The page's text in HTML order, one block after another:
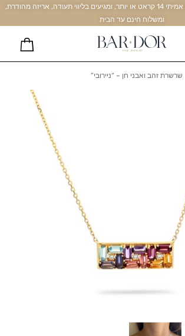
כל התכשיטים עשויים זהב אמיתי 14 קראט או יותר, ומגיעים בליווי תעודה, אריזה מהודרת,
ומשלוח חינם עד הבית
שרשרת זהב ואבני חן – “ניירובי”